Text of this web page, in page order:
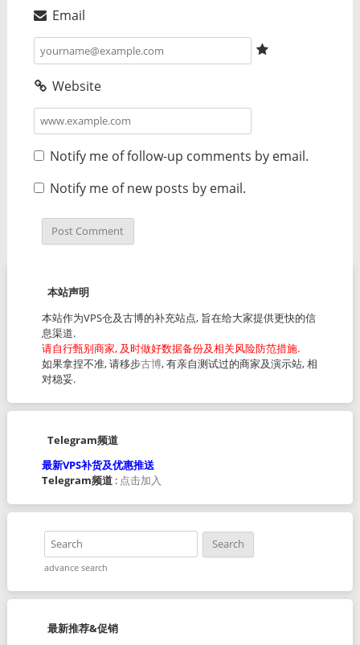
Email
Website
Notify me of follow-up comments by email.
Notify me of new posts by email.
本站声明
本站作为VPS仓及古博的补充站点, 旨在给大家提供更快的信
息渠道.
请自行甄别商家, 及时做好数据备份及相关风险防范措施.
如果拿捏不准, 请移步古博, 有亲自测试过的商家及演示站, 相
对稳妥.
Telegram频道
最新VPS补货及优惠推送
Telegram频道: 点击加入
advance search
最新推荐&促销